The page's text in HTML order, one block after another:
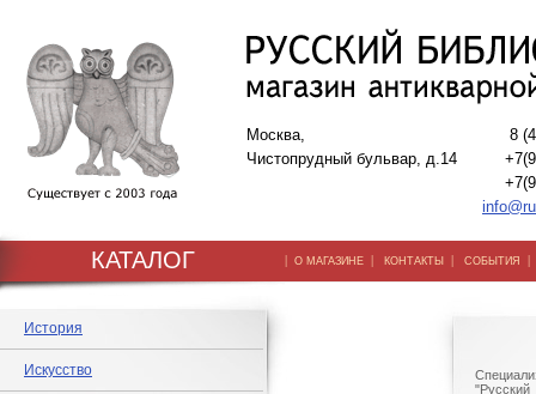
Москва,
Чистопрудный бульвар, д.14
8
КАТАЛОГ | О МАГАЗИНЕ | КОНТАКТЫ | СОБЫТИЯ
История
Искусство
"Русский